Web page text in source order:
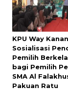
KPU Way
Sosialisasi
Pemilih
bagi Pemilih
SMA Al
Pakuan Ratu